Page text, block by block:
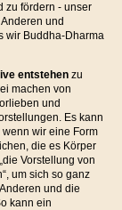
zu fördern - unser
und
wir Buddha-Dharma
entstehenzu
machen von
und
Es kann
wir eine Form
die es Körper
Vorstellung von
um sich so ganz
und die
kann ein